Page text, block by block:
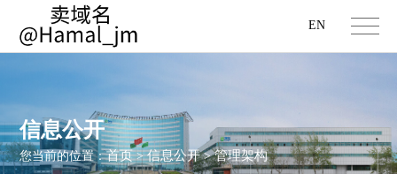
EN
信息公开
您当前的位置：首页>信息公开>管理架构